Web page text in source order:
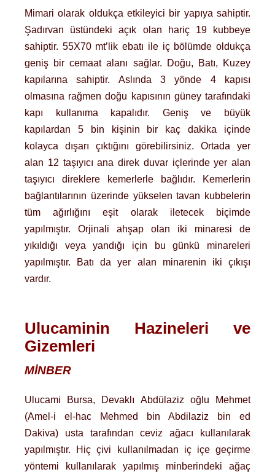
Mimari olarak oldukça etkileyici bir yapıya sahiptir.
Şadırvan üstündeki açık olan hariç 19 kubbeye
sahiptir. 55X70 mt’lik ebatı ile iç bölümde oldukça
geniş bir cemaat alanı sağlar. Doğu, Batı, Kuzey
kapılarına sahiptir. Aslında 3 yönde 4 kapısı
olmasına rağmen doğu kapısının güney tarafındaki
kapı kullanıma kapalıdır. Geniş ve büyük
kapılardan 5 bin kişinin bir kaç dakika içinde
kolayca dışarı çıktığını görebilirsiniz. Ortada yer
alan 12 taşıyıcı ana direk duvar içlerinde yer alan
taşıyıcı direklere kemerlerle bağlıdır. Kemerlerin
bağlantılarının üzerinde yükselen tavan kubbelerin
tüm ağırlığını eşit olarak iletecek biçimde
yapılmıştır. Orjinali ahşap olan iki minaresi de
yıkıldığı veya yandığı için bu günkü minareleri
yapılmıştır. Batı da yer alan minarenin iki çıkışı
vardır.
Ulucaminin Hazineleri ve
Gizemleri
MİNBER
Ulucami Bursa, Devaklı Abdülaziz oğlu Mehmet
(Amel-i el-hac Mehmed bin Abdilaziz bin ed
Dakiva) usta tarafından ceviz ağacı kullanılarak
yapılmıştır. Hiç çivi kullanılmadan iç içe geçirme
yöntemi kullanılarak yapılmış minberindeki ağaç